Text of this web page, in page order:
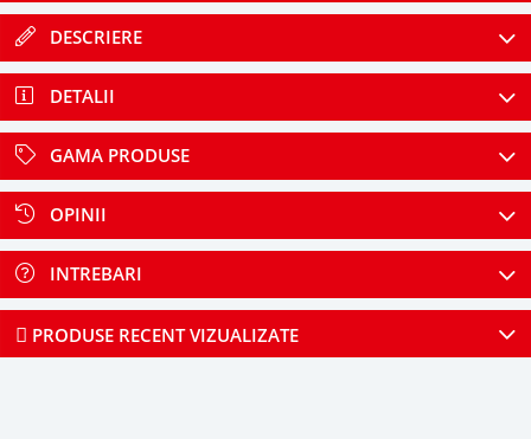
DESCRIERE
DETALII
GAMA PRODUSE
OPINII
INTREBARI
PRODUSE RECENT VIZUALIZATE